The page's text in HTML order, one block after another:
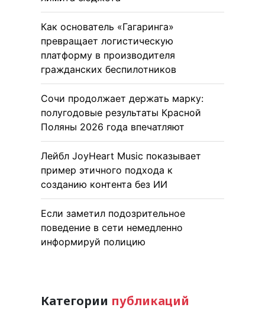
Как основатель «Гагаринга»
превращает логистическую
платформу в производителя
гражданских беспилотников
Сочи продолжает держать марку:
полугодовые результаты Красной
Поляны 2026 года впечатляют
Лейбл JoyHeart Music показывает
пример этичного подхода к
созданию контента без ИИ
Если заметил подозрительное
поведение в сети немедленно
информируй полицию
Категории публикаций